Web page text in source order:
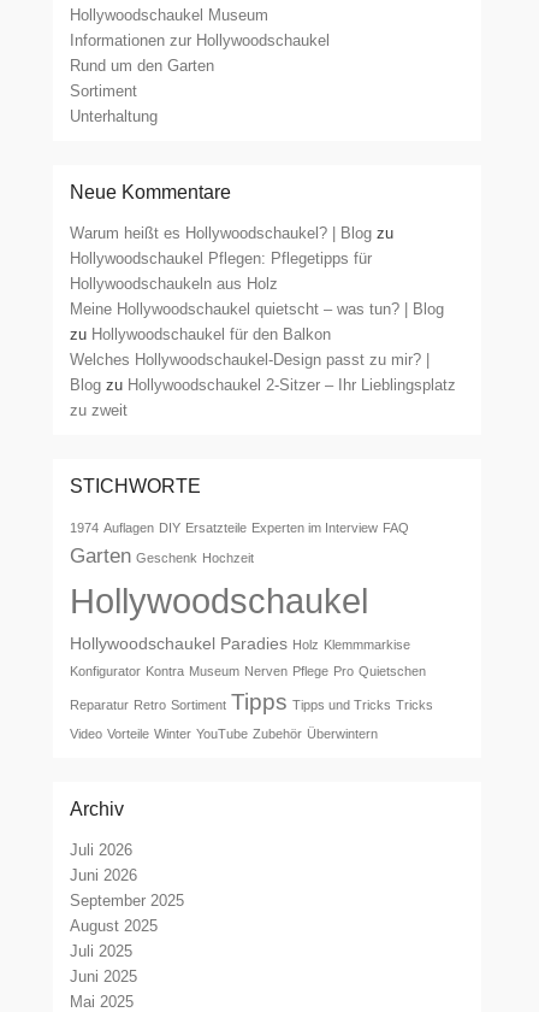
Hollywoodschaukel Museum
Informationen zur Hollywoodschaukel
Rund um den Garten
Sortiment
Unterhaltung
Neue Kommentare
Warum heißt es Hollywoodschaukel? | Blog zu
Hollywoodschaukel Pflegen: Pflegetipps für
Hollywoodschaukeln aus Holz
Meine Hollywoodschaukel quietscht – was tun? | Blog
zu Hollywoodschaukel für den Balkon
Welches Hollywoodschaukel-Design passt zu mir? |
Blog zu Hollywoodschaukel 2-Sitzer – Ihr Lieblingsplatz
zu zweit
STICHWORTE
1974 Auflagen DIY Ersatzteile Experten im Interview FAQ
Garten Geschenk Hochzeit
Hollywoodschaukel
Hollywoodschaukel Paradies Holz Klemmmarkise
Konfigurator Kontra Museum Nerven Pflege Pro Quietschen
Reparatur Retro Sortiment Tipps Tipps und Tricks Tricks
Video Vorteile Winter YouTube Zubehör Überwintern
Archiv
Juli 2026
Juni 2026
September 2025
August 2025
Juli 2025
Juni 2025
Mai 2025